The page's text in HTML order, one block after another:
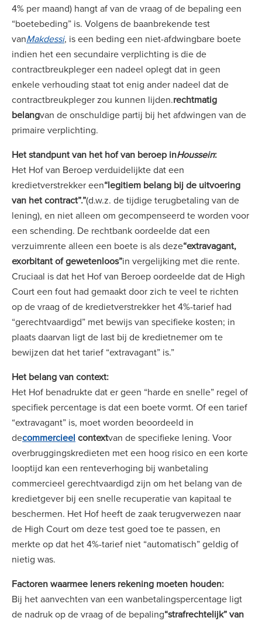
4% per maand) hangt af van de vraag of de bepaling een
“boetebeding” is. Volgens de baanbrekende test
vanMakdessi, is een beding een niet-afdwingbare boete
indien het een secundaire verplichting is die de
contractbreukpleger een nadeel oplegt dat in geen
enkele verhouding staat tot enig ander nadeel dat de
contractbreukpleger zou kunnen lijden.rechtmatig
belangvan de onschuldige partij bij het afdwingen van de
primaire verplichting.
Het standpunt van het hof van beroep inHoussein:
Het Hof van Beroep verduidelijkte dat een
kredietverstrekker een“legitiem belang bij de uitvoering
van het contract”.”(d.w.z. de tijdige terugbetaling van de
lening), en niet alleen om gecompenseerd te worden voor
een schending. De rechtbank oordeelde dat een
verzuimrente alleen een boete is als deze“extravagant,
exorbitant of gewetenloos”in vergelijking met die rente.
Cruciaal is dat het Hof van Beroep oordeelde dat de High
Court een fout had gemaakt door zich te veel te richten
op de vraag of de kredietverstrekker het 4%-tarief had
“gerechtvaardigd” met bewijs van specifieke kosten; in
plaats daarvan ligt de last bij de kredietnemer om te
bewijzen dat het tarief “extravagant” is.”
Het belang van context:
Het Hof benadrukte dat er geen “harde en snelle” regel of
specifiek percentage is dat een boete vormt. Of een tarief
“extravagant” is, moet worden beoordeeld in
decommercieel contextvan de specifieke lening. Voor
overbruggingskredieten met een hoog risico en een korte
looptijd kan een renteverhoging bij wanbetaling
commercieel gerechtvaardigd zijn om het belang van de
kredietgever bij een snelle recuperatie van kapitaal te
beschermen. Het Hof heeft de zaak terugverwezen naar
de High Court om deze test goed toe te passen, en
merkte op dat het 4%-tarief niet “automatisch” geldig of
nietig was.
Factoren waarmee leners rekening moeten houden:
Bij het aanvechten van een wanbetalingspercentage ligt
de nadruk op de vraag of de bepaling“strafrechtelijk” van